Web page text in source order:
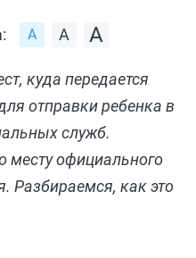
куда передается
отправки ребенка в
служб.
месту официального
Разбираемся, как это